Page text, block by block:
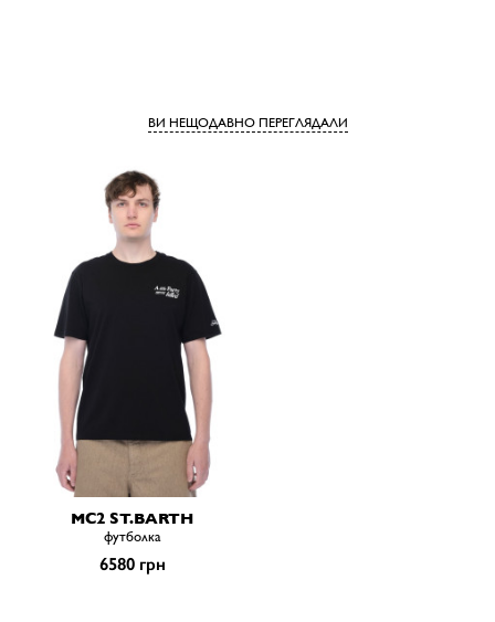
ВИ НЕЩОДАВНО ПЕРЕГЛЯДАЛИ
MC2 ST.BARTH
футболка
6580 грн